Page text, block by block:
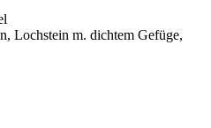
Lochstein m. dichtem Gefüge,